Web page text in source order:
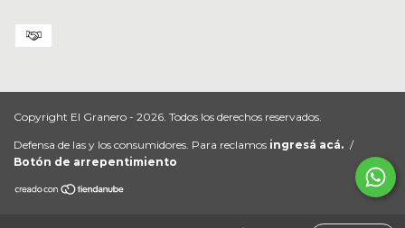
Copyright El Granero - 2026. Todos los derechos reservados.
Defensa de las y los consumidores. Para reclamos ingresá acá. /
Botón de arrepentimiento